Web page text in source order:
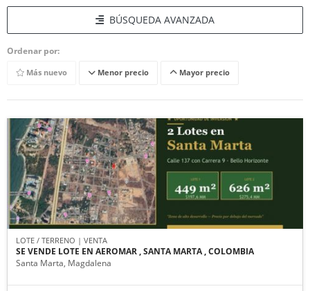
BÚSQUEDA AVANZADA
Ordenar por:
Más nuevo Menor precio Mayor precio
LOTE / TERRENO | VENTA
SE VENDE LOTE EN AEROMAR , SANTA MARTA , COLOMBIA
Santa Marta, Magdalena